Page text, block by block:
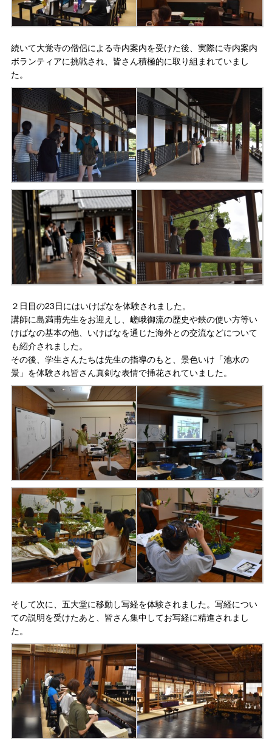
続いて大覚寺の僧侶による寺内案内を受けた後、実際に寺内案内
ボランティアに挑戦され、皆さん積極的に取り組まれていまし
た。
２日目の23日にはいけばなを体験されました。
講師に島満甫先生をお迎えし、嵯峨御流の歴史や鋏の使い方等い
けばなの基本の他、いけばなを通じた海外との交流などについて
も紹介されました。
その後、学生さんたちは先生の指導のもと、景色いけ「池水の
景」を体験され皆さん真剣な表情で挿花されていました。
そして次に、五大堂に移動し写経を体験されました。写経につい
ての説明を受けたあと、皆さん集中してお写経に精進されまし
た。